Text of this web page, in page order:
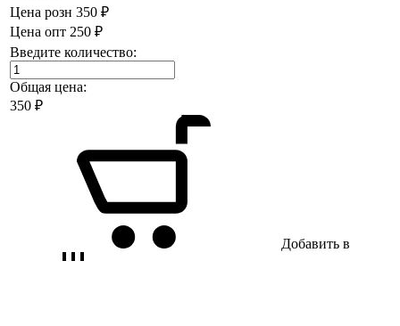
Цена розн 350 ₽
Цена опт 250 ₽
Введите количество:
Общая цена:
350 ₽
Добавить в